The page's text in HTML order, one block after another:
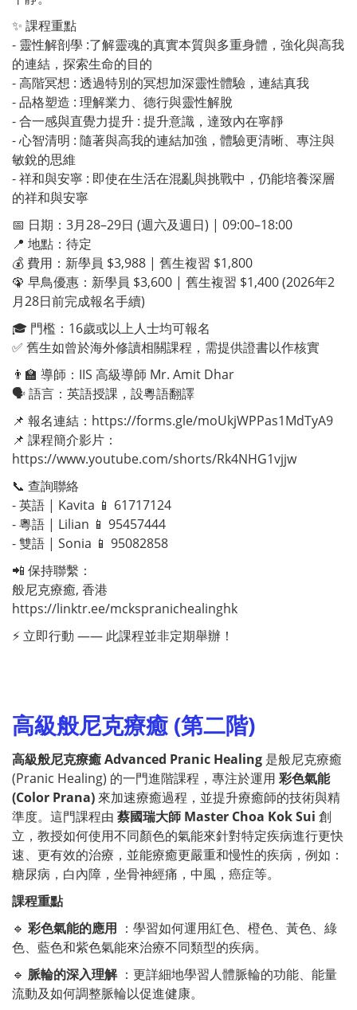
✨ 課程重點
- 靈性解剖學 :了解靈魂的真實本質與多重身體，強化與高我
的連結，探索生命的目的
- 高階冥想 : 透過特別的冥想加深靈性體驗，連結真我
- 品格塑造 : 理解業力、德行與靈性解脫
- 合一感與直覺力提升 : 提升意識，達致內在寧靜
- 心智清明 : 隨著與高我的連結加強，體驗更清晰、專注與
敏銳的思維
- 祥和與安寧 : 即使在生活在混亂與挑戰中，仍能培養深層
的祥和與安寧
📅 日期：3月28–29日 (週六及週日) | 09:00–18:00
📍 地點：待定
💰 費用：新學員 $3,988 | 舊生複習 $1,800
🦚 早鳥優惠：新學員 $3,600 | 舊生複習 $1,400 (2026年2
月28日前完成報名手續)
🎓 門檻：16歲或以上人士均可報名
✅ 舊生如曾於海外修讀相關課程，需提供證書以作核實
👨‍🏫 導師：IIS 高級導師 Mr. Amit Dhar
🗣️ 語言：英語授課，設粵語翻譯
📌 報名連結：https://forms.gle/moUkjWPPas1MdTyA9
📌 課程簡介影片：
https://www.youtube.com/shorts/Rk4NHG1vjjw
📞 查詢聯絡
- 英語 | Kavita 📱 61717124
- 粵語 | Lilian 📱 95457444
- 雙語 | Sonia 📱 95082858
📲 保持聯繫：
般尼克療癒, 香港
https://linktr.ee/mckspranichealinghk
⚡ 立即行動 —— 此課程並非定期舉辦！
高級般尼克療癒 (第二階)
高級般尼克療癒 Advanced Pranic Healing 是般尼克療癒
(Pranic Healing) 的一門進階課程，專注於運用 彩色氣能
(Color Prana) 來加速療癒過程，並提升療癒師的技術與精
準度。這門課程由 蔡國瑞大師 Master Choa Kok Sui 創
立，教授如何使用不同顏色的氣能來針對特定疾病進行更快
速、更有效的治療，並能療癒更嚴重和慢性的疾病，例如：
糖尿病，白內障，坐骨神經痛，中風，癌症等。
課程重點
🔹 彩色氣能的應用 ：學習如何運用紅色、橙色、黃色、綠
色、藍色和紫色氣能來治療不同類型的疾病。
🔹 脈輪的深入理解：更詳細地學習人體脈輪的功能、能量
流動及如何調整脈輪以促進健康。